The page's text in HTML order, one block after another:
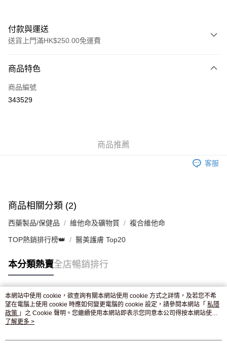
付款與運送
送貨上門滿HK$250.00免運費
信用卡
Apple Pay
付款後門市自取，訂單確認後2-4個工作天到店，7天內取。逾期後
商品特色
商品編號
343529
商品推薦
客服
商品相關分類 (2)
西藥製品/保健品 維他命及礦物質 複合維他命
TOP熱銷排行榜👑 醫美護膚 Top20
本分類熱賣全店暢銷排行
熱門標籤
熱銷排行
本網站中使用 cookie，欲查詢有關本網站使用 cookie 方式之詳情，及若您不希
望在電腦上使用 cookie 時應如何變更電腦的 cookie 設定，請參閱本網站「 私隱
政策 」之 Cookie 聲明。您繼續使用本網站即表示您同意本公司得按本網站使用
條款之 Cookie 聲明使用 cookie。
了解更多 >